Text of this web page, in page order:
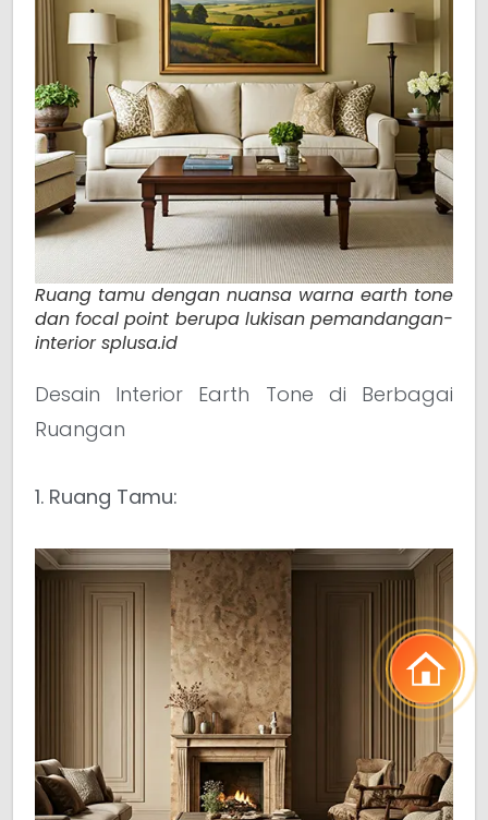
Ruang tamu dengan nuansa warna earth tone
dan focal point berupa lukisan pemandangan-
interior splusa.id
Desain Interior Earth Tone di Berbagai
Ruangan
1. Ruang Tamu: